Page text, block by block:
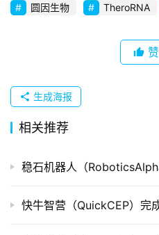
创
牌
布
并
重
圆因生物 TheroRNA
赞
生成海报
相关推荐
稳石机器人（
快牛智营（QuickCEP）完